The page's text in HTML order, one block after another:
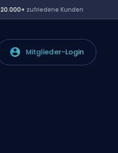
20.000+ zufriedene Kunden
Mitglieder-Login